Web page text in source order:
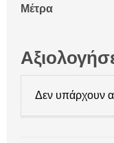
Μέτρα
Δεν υπάρχουν